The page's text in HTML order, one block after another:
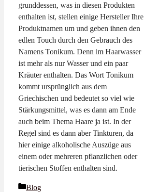
grunddessen, was in diesen Produkten
enthalten ist, stellen einige Hersteller Ihre
Produktnamen um und geben ihnen den
edlen Touch durch den Gebrauch des
Namens Tonikum. Denn im Haarwasser
ist mehr als nur Wasser und ein paar
Kräuter enthalten. Das Wort Tonikum
kommt ursprünglich aus dem
Griechischen und bedeutet so viel wie
Stärkungsmittel, was es dann am Ende
auch beim Thema Haare ja ist. In der
Regel sind es dann aber Tinkturen, da
hier einige alkoholische Auszüge aus
einem oder mehreren pflanzlichen oder
tierischen Stoffen enthalten sind.
Kategorien
Blog